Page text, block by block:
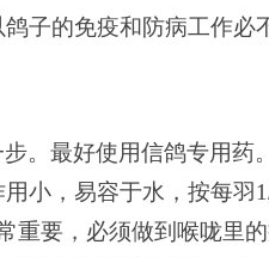
子的免疫和防病工作必
。最好使用信鸽专用药
小，易容于水，按每羽
重要，必须做到喉咙里